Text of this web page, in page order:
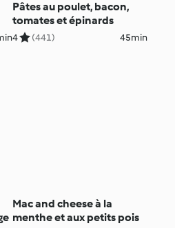
Pâtes au poulet, bacon,
tomates et épinards
4 (441) 45min
Mac and cheese à la
menthe et aux petits pois